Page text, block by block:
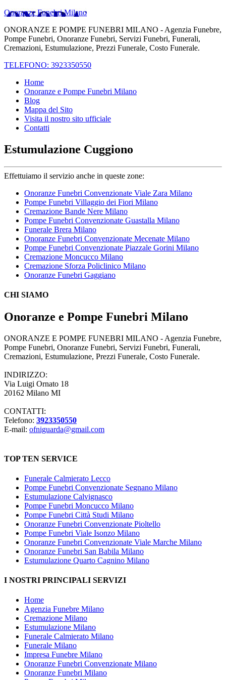
Onoranze Funebri Milano
ONORANZE E POMPE FUNEBRI MILANO - Agenzia Funebre,
Pompe Funebri, Onoranze Funebri, Servizi Funebri, Funerali,
Cremazioni, Estumulazione, Prezzi Funerale, Costo Funerale.
TELEFONO: 3923350550
Home
Onoranze e Pompe Funebri Milano
Blog
Mappa del Sito
Visita il nostro sito ufficiale
Contatti
Estumulazione Cuggiono
Effettuiamo il servizio anche in queste zone:
Onoranze Funebri Convenzionate Viale Zara Milano
Pompe Funebri Villaggio dei Fiori Milano
Cremazione Bande Nere Milano
Pompe Funebri Convenzionate Guastalla Milano
Funerale Brera Milano
Onoranze Funebri Convenzionate Mecenate Milano
Pompe Funebri Convenzionate Piazzale Gorini Milano
Cremazione Moncucco Milano
Cremazione Sforza Policlinico Milano
Onoranze Funebri Gaggiano
CHI SIAMO
Onoranze e Pompe Funebri Milano
ONORANZE E POMPE FUNEBRI MILANO - Agenzia Funebre,
Pompe Funebri, Onoranze Funebri, Servizi Funebri, Funerali,
Cremazioni, Estumulazione, Prezzi Funerale, Costo Funerale.
INDIRIZZO:
Via Luigi Ornato 18
20162 Milano MI
CONTATTI:
Telefono: 3923350550
E-mail: ofniguarda@gmail.com
TOP TEN SERVICE
Funerale Calmierato Lecco
Pompe Funebri Convenzionate Segnano Milano
Estumulazione Calvignasco
Pompe Funebri Moncucco Milano
Pompe Funebri Città Studi Milano
Onoranze Funebri Convenzionate Pioltello
Pompe Funebri Viale Isonzo Milano
Onoranze Funebri Convenzionate Viale Marche Milano
Onoranze Funebri San Babila Milano
Estumulazione Quarto Cagnino Milano
I NOSTRI PRINCIPALI SERVIZI
Home
Agenzia Funebre Milano
Cremazione Milano
Estumulazione Milano
Funerale Calmierato Milano
Funerale Milano
Impresa Funebre Milano
Onoranze Funebri Convenzionate Milano
Onoranze Funebri Milano